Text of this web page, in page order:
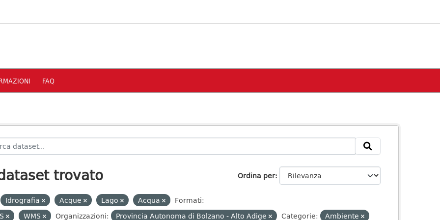
FAQ
Ordina per
trovato
Idrografia Acque Lago Acqua
Formati:
WMS Organizzazioni: Provincia Autonoma di Bolzano - Alto Adige Categorie:
Ambiente